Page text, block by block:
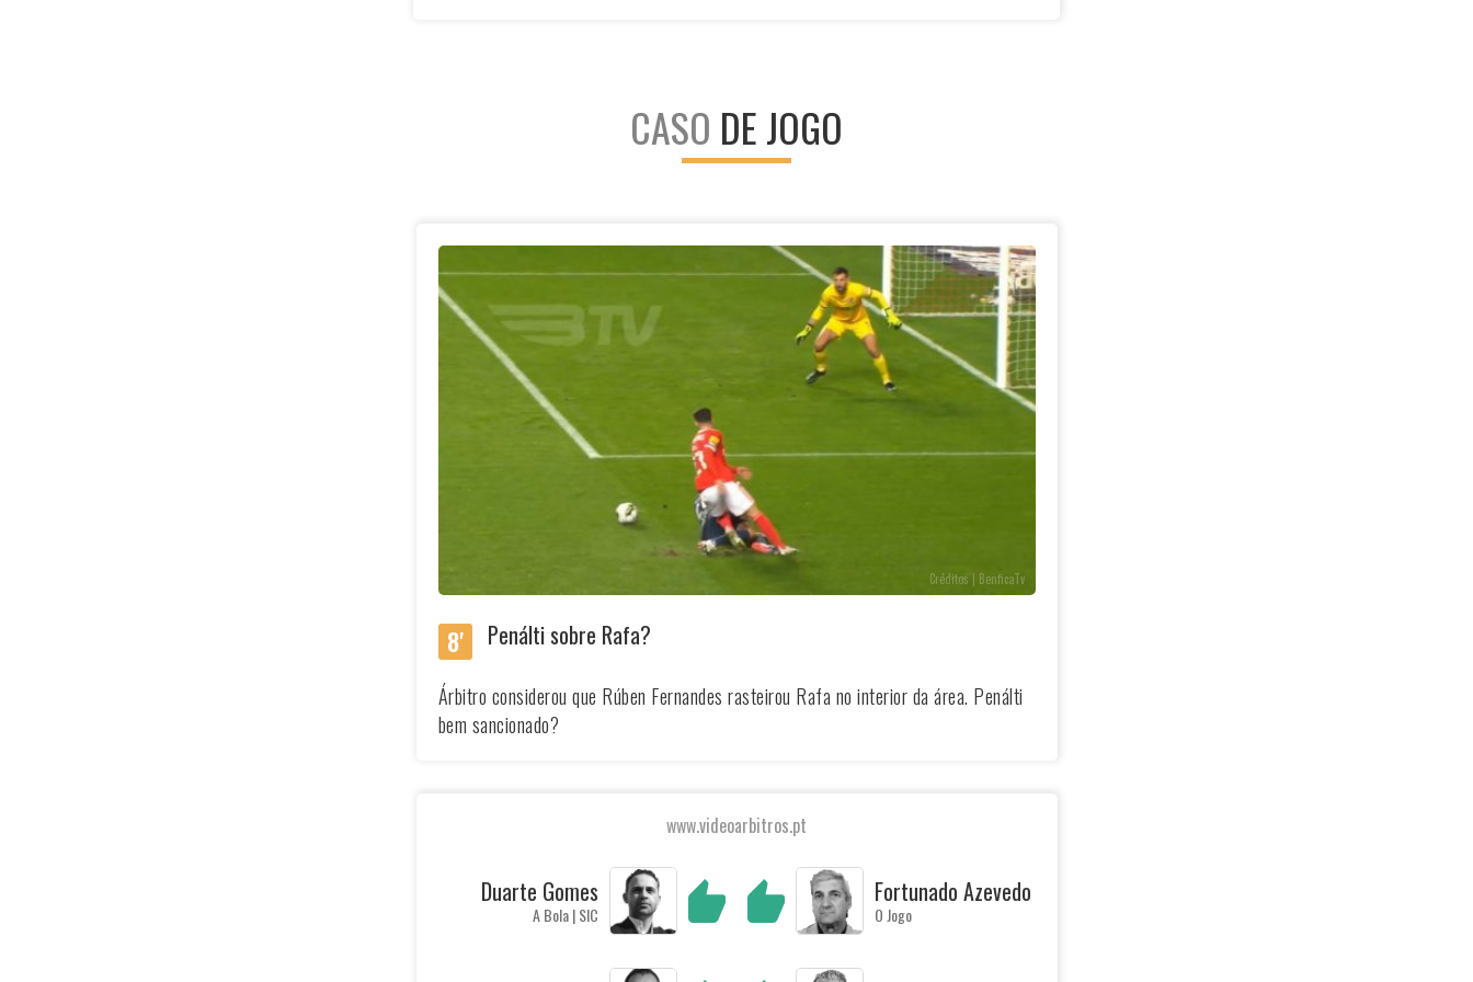
CASO DE JOGO
Créditos | BenficaTv
8' Penálti sobre Rafa?
Árbitro considerou que Rúben Fernandes rasteirou Rafa no interior da área. Penálti
bem sancionado?
www.videoarbitros.pt
Duarte Gomes
A Bola | SIC
Fortunado Azevedo
O Jogo